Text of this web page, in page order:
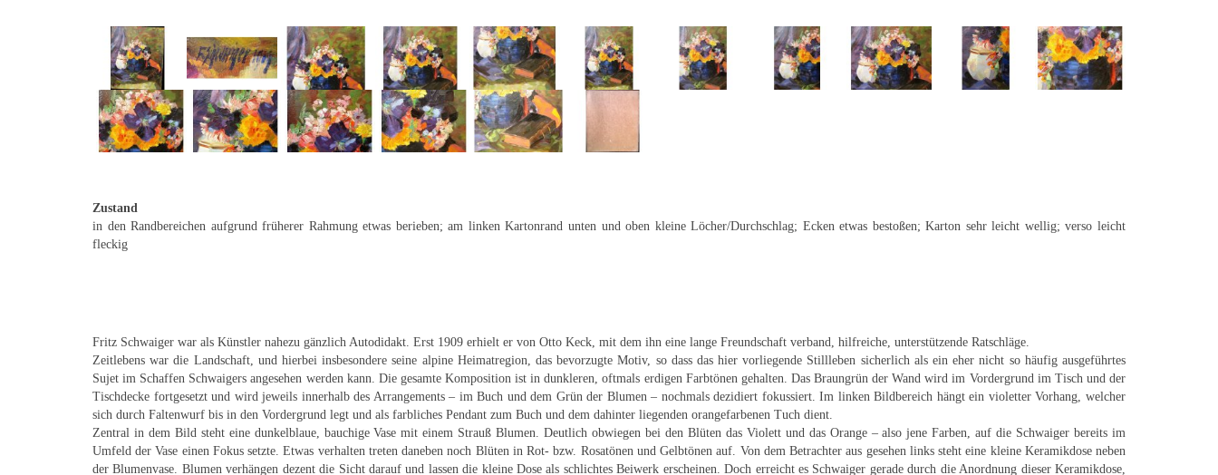
Zustand
in den Randbereichen aufgrund früherer Rahmung etwas berieben; am linken Kartonrand unten und oben kleine Löcher/Durchschlag; Ecken etwas bestoßen; Karton sehr leicht wellig; verso leicht
fleckig
Fritz Schwaiger war als Künstler nahezu gänzlich Autodidakt. Erst 1909 erhielt er von Otto Keck, mit dem ihn eine lange Freundschaft verband, hilfreiche, unterstützende Ratschläge.
Zeitlebens war die Landschaft, und hierbei insbesondere seine alpine Heimatregion, das bevorzugte Motiv, so dass das hier vorliegende Stillleben sicherlich als ein eher nicht so häufig ausgeführtes
Sujet im Schaffen Schwaigers angesehen werden kann. Die gesamte Komposition ist in dunkleren, oftmals erdigen Farbtönen gehalten. Das Braungrün der Wand wird im Vordergrund im Tisch und der
Tischdecke fortgesetzt und wird jeweils innerhalb des Arrangements – im Buch und dem Grün der Blumen – nochmals dezidiert fokussiert. Im linken Bildbereich hängt ein violetter Vorhang, welcher
sich durch Faltenwurf bis in den Vordergrund legt und als farbliches Pendant zum Buch und dem dahinter liegenden orangefarbenen Tuch dient.
Zentral in dem Bild steht eine dunkelblaue, bauchige Vase mit einem Strauß Blumen. Deutlich obwiegen bei den Blüten das Violett und das Orange – also jene Farben, auf die Schwaiger bereits im
Umfeld der Vase einen Fokus setzte. Etwas verhalten treten daneben noch Blüten in Rot- bzw. Rosatönen und Gelbtönen auf. Von dem Betrachter aus gesehen links steht eine kleine Keramikdose neben
der Blumenvase. Blumen verhängen dezent die Sicht darauf und lassen die kleine Dose als schlichtes Beiwerk erscheinen. Doch erreicht es Schwaiger gerade durch die Anordnung dieser Keramikdose,